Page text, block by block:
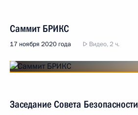
Саммит БРИКС
17 ноября 2020 года Видео, 2 ч.
Заседание Совета Безопасности